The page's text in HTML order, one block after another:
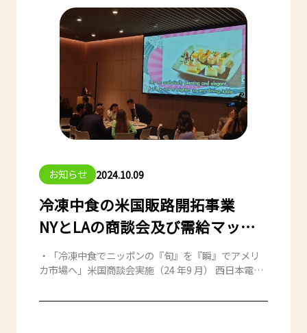
お知らせ 2024.10.09
冷凍中食の米国販路開拓事業
NYとLAの商談会及び需給マッチ
ングプラットフォームの実証を実
施
・「冷凍中食でニッポンの『旬』を『瞬』でアメリ
カ市場へ」米国商談会実施（24 年9 月） 西日本電信
エンタープライズ（熊本県熊本市、代表取締役社